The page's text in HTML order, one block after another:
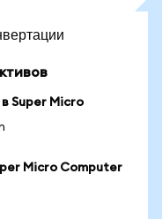
Super Micro
Micro Computer